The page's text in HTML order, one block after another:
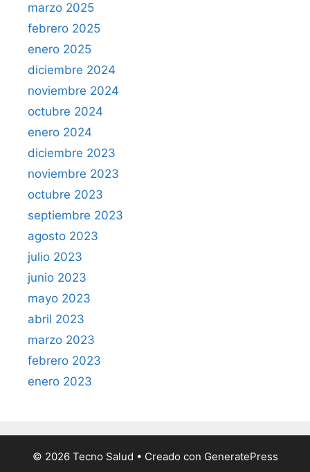
marzo 2025
febrero 2025
enero 2025
diciembre 2024
noviembre 2024
octubre 2024
enero 2024
diciembre 2023
noviembre 2023
octubre 2023
septiembre 2023
agosto 2023
julio 2023
junio 2023
mayo 2023
abril 2023
marzo 2023
febrero 2023
enero 2023
© 2026 Tecno Salud • Creado con GeneratePress